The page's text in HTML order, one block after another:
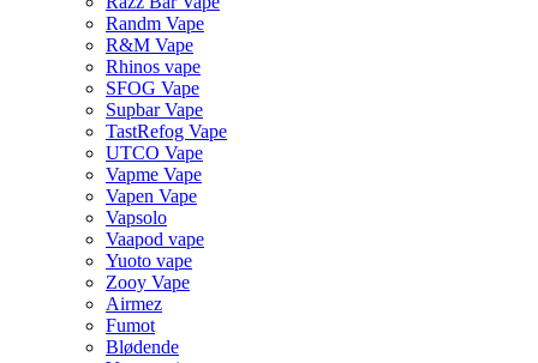
Randm Vape
R&M Vape
Rhinos vape
SFOG Vape
Supbar Vape
TastRefog Vape
UTCO Vape
Vapme Vape
Vapen Vape
Vapsolo
Vaapod vape
Yuoto vape
Zooy Vape
Airmez
Fumot
Blødende